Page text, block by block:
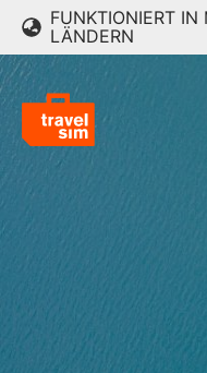
FUNKTIONIERT IN
LÄNDERN